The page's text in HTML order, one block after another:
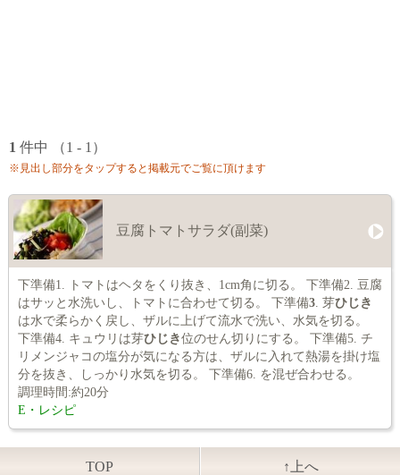
1 件中 （1 - 1）
※見出し部分をタップすると掲載元でご覧に頂けます
豆腐トマトサラダ(副菜)
下準備1. トマトはヘタをくり抜き、1cm角に切る。 下準備2. 豆腐
はサッと水洗いし、トマトに合わせて切る。 下準備3. 芽ひじき
は水で柔らかく戻し、ザルに上げて流水で洗い、水気を切る。
下準備4. キュウリは芽ひじき位のせん切りにする。 下準備5. チ
リメンジャコの塩分が気になる方は、ザルに入れて熱湯を掛け塩
分を抜き、しっかり水気を切る。 下準備6. を混ぜ合わせる。
調理時間:約20分
E・レシピ
TOP ↑上へ